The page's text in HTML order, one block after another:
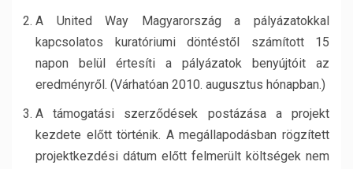
A United Way Magyarország a pályázatokkal
kapcsolatos kuratóriumi döntéstől számított 15
napon belül értesíti a pályázatok benyújtóit az
eredményről. (Várhatóan 2010. augusztus hónapban.)
A támogatási szerződések postázása a projekt
kezdete előtt történik. A megállapodásban rögzített
projektkezdési dátum előtt felmerült költségek nem